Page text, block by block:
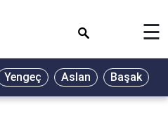
☰
Yengeç Aslan Başak